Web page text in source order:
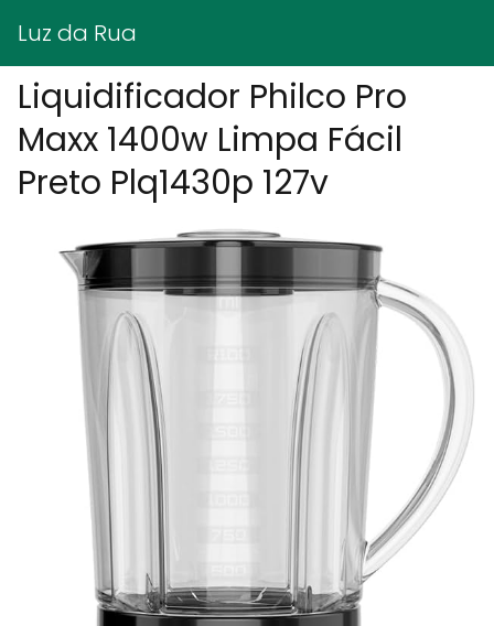
Luz da Rua
Liquidificador Philco Pro
Maxx 1400w Limpa Fácil
Preto Plq1430p 127v